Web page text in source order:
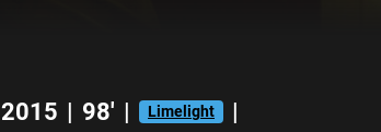
2015 | 98' | Limelight
|